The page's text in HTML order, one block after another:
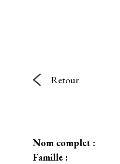
Retour
Nom complet :
Famille :